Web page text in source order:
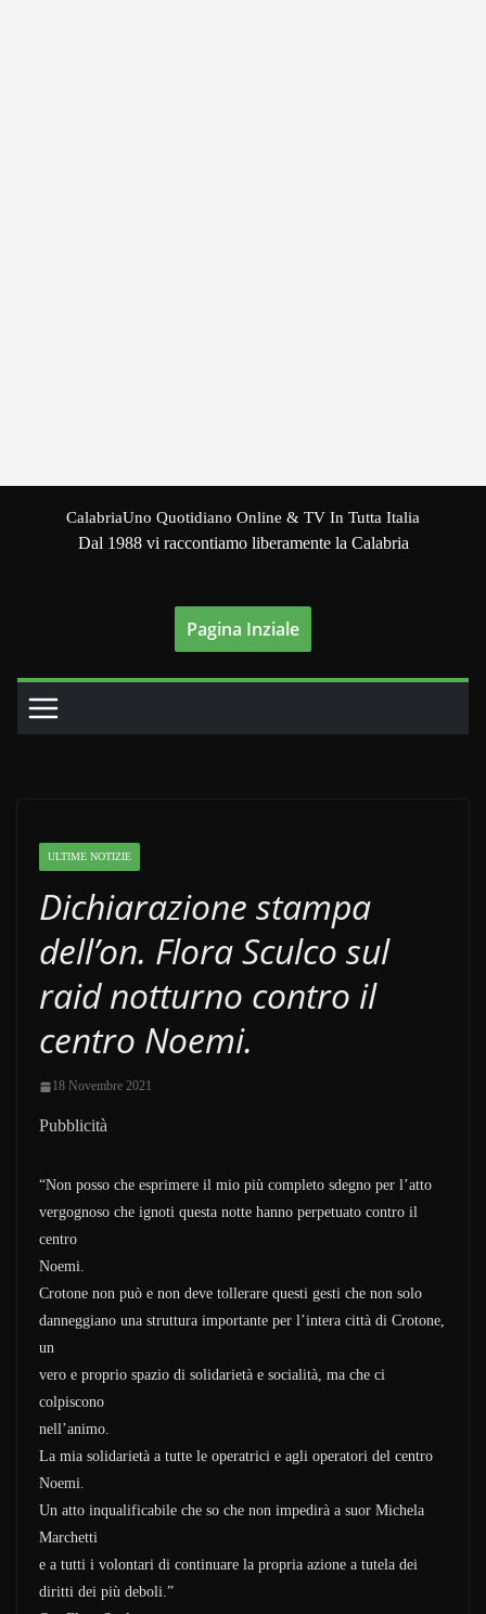
CalabriaUno Quotidiano Online & TV In Tutta Italia
Dal 1988 vi raccontiamo liberamente la Calabria
Pagina Inziale
ULTIME NOTIZIE
Dichiarazione stampa
dell’on. Flora Sculco sul
raid notturno contro il
centro Noemi.
18 Novembre 2021
Pubblicità
“Non posso che esprimere il mio più completo sdegno per l’atto
vergognoso che ignoti questa notte hanno perpetuato contro il
centro
Noemi.
Crotone non può e non deve tollerare questi gesti che non solo
danneggiano una struttura importante per l’intera città di Crotone,
un
vero e proprio spazio di solidarietà e socialità, ma che ci
colpiscono
nell’animo.
La mia solidarietà a tutte le operatrici e agli operatori del centro
Noemi.
Un atto inqualificabile che so che non impedirà a suor Michela
Marchetti
e a tutti i volontari di continuare la propria azione a tutela dei
diritti dei più deboli.”